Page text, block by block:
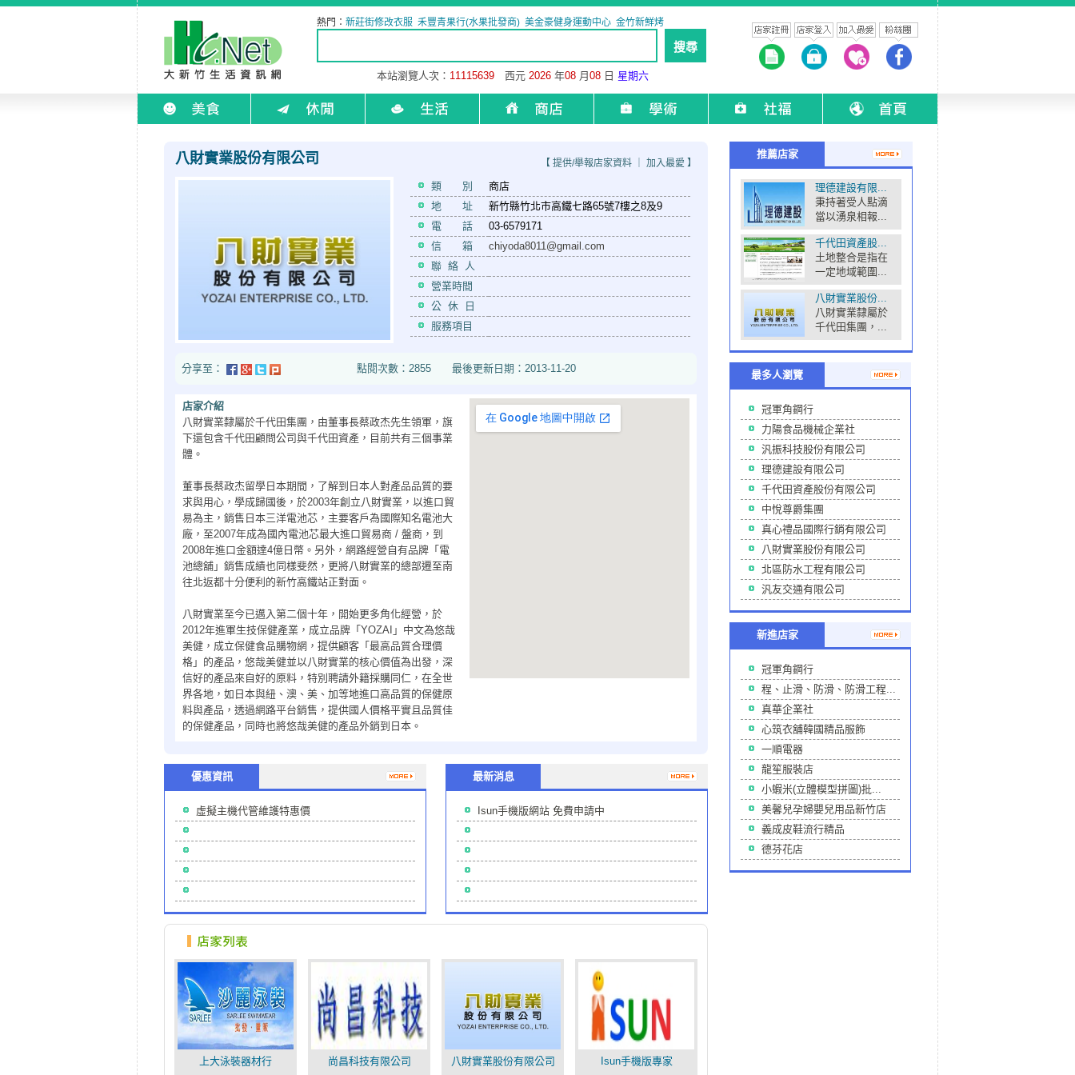
熱門： 新莊街修改衣服 禾豐青果行(水果批發商) 美金豪健身運動中心 金竹新鮮烤
本站瀏覽人次： 11115639西元 2026 年08 月 08 日 星期六
八財實業股份有限公司 【 提供/舉報店家資料 加入最愛 】
類 別
商店
地 址
新竹縣竹北市高鐵七路65號7樓之8及9
電 話
03-6579171
信 箱
chiyoda8011@gmail.com
聯 絡 人
營業時間
公 休 日
服務項目
分享至： 點閱次數：2855 最後更新日期：2013-11-20
店家介紹
八財實業隸屬於千代田集團，由董事長蔡政杰先生領軍，旗
下還包含千代田顧問公司與千代田資產，目前共有三個事業
體。
董事長蔡政杰留學日本期間，了解到日本人對產品品質的要
求與用心，學成歸國後，於2003年創立八財實業，以進口貿
易為主，銷售日本三洋電池芯，主要客戶為國際知名電池大
廠，至2007年成為國內電池芯最大進口貿易商 / 盤商，到
2008年進口金額達4億日幣。另外，網路經營自有品牌「電
池總舖」銷售成績也同樣斐然，更將八財實業的總部遷至南
往北返都十分便利的新竹高鐵站正對面。
八財實業至今已邁入第二個十年，開始更多角化經營，於
2012年進軍生技保健產業，成立品牌「YOZAI」中文為悠哉
美健，成立保健食品購物網，提供顧客「最高品質合理價
格」的產品，悠哉美健並以八財實業的核心價值為出發，深
信好的產品來自好的原料，特別聘請外籍採購同仁，在全世
界各地，如日本與紐、澳、美、加等地進口高品質的保健原
料與產品，透過網路平台銷售，提供國人價格平實且品質佳
的保健產品，同時也將悠哉美健的產品外銷到日本。
優惠資訊
虛擬主機代管維護特惠價
最新消息
Isun手機版網站 免費申請中
上大泳裝器材行 尚昌科技有限公司 八財實業股份有限公司 Isun手機版專家
推薦店家
理德建設有限...
秉持著受人點滴
當以湧泉相報...
千代田資產股...
土地整合是指在
一定地域範圍...
八財實業股份...
八財實業隸屬於
千代田集團，...
最多人瀏覽
冠軍角鋼行
力陽食品機械企業社
汎振科技股份有限公司
理德建設有限公司
千代田資產股份有限公司
中悅尊爵集團
真心禮品國際行銷有限公司
八財實業股份有限公司
北區防水工程有限公司
汎友交通有限公司
新進店家
冠軍角鋼行
程、止滑、防滑、防滑工程...
真華企業社
心筑衣舖韓國精品服飾
一順電器
龍笙服裝店
小蝦米(立體模型拼圖)批...
美馨兒孕婦嬰兒用品新竹店
義成皮鞋流行精品
德芬花店